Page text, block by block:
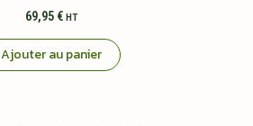
69,95 € HT
Ajouter au panier